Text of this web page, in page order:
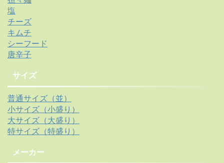
塩
チーズ
キムチ
シーフード
唐辛子
サイズ
普通サイズ（並）
小サイズ（小盛り）
大サイズ（大盛り）
特サイズ（特盛り）
メーカー